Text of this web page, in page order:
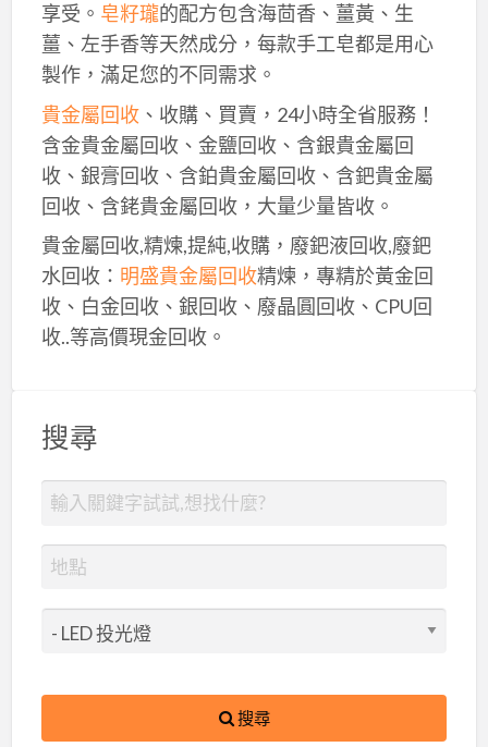
享受。 皂籽瓏的配方包含海茴香、薑黃、生
薑、左手香等天然成分，每款手工皂都是用心
製作，滿足您的不同需求。
貴金屬回收、收購、買賣，24小時全省服務！
含金貴金屬回收、金鹽回收、含銀貴金屬回
收、銀膏回收、含鉑貴金屬回收、含鈀貴金屬
回收、含銠貴金屬回收，大量少量皆收。
貴金屬回收,精煉,提純,收購，廢鈀液回收,廢鈀
水回收： 明盛貴金屬回收精煉，專精於黃金回
收、白金回收、銀回收、廢晶圓回收、CPU回
收..等高價現金回收。
搜尋
搜尋